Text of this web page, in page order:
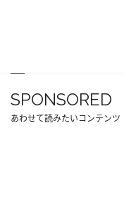
SPONSORED
あわせて読みたいコンテンツ